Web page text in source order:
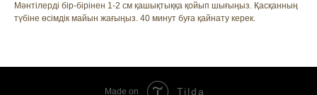
Мәнтілерді бір-бірінен 1-2 см қашықтыққа қойып шығыңыз. Қасқанның
түбіне өсімдік майын жағыңыз. 40 минут буға қайнату керек.
Made on Tilda